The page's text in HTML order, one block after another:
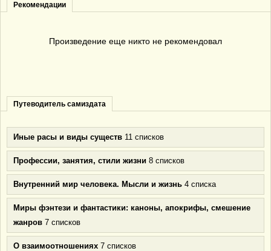
Рекомендации
Произведение еще никто не рекомендовал
Путеводитель самиздата
Иные расы и виды существ 11 списков
Профессии, занятия, стили жизни 8 списков
Внутренний мир человека. Мысли и жизнь 4 списка
Миры фэнтези и фантастики: каноны, апокрифы, смешение
жанров 7 списков
О взаимоотношениях 7 списков